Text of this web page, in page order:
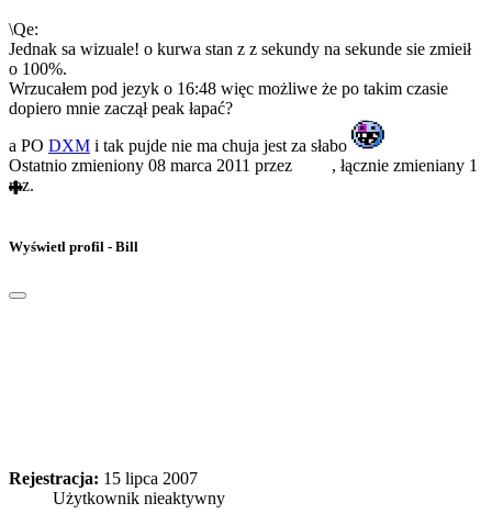
\Qe:
Jednak sa wizuale! o kurwa stan z z sekundy na sekunde sie zmieił
o 100%.
Wrzucałem pod jezyk o 16:48 więc możliwe że po takim czasie
dopiero mnie zaczął peak łapać?
a PO DXM i tak pujde nie ma chuja jest za słabo
Ostatnio zmieniony 08 marca 2011 przez
, łącznie zmieniany 1
raz.
Wyświetl profil - Bill
Rejestracja: 15 lipca 2007
Użytkownik nieaktywny